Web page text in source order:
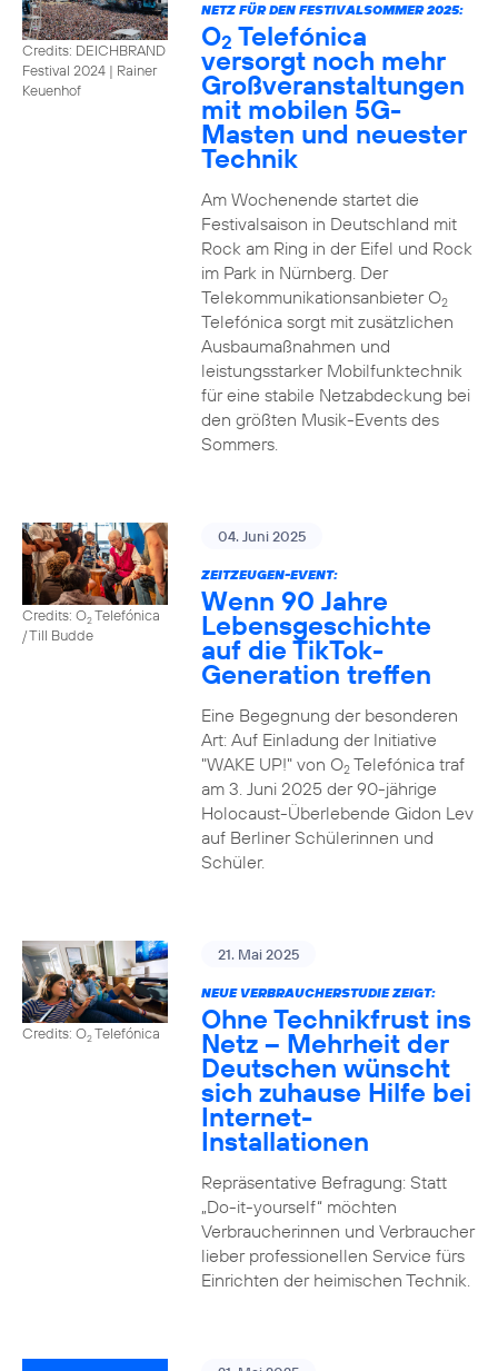
Credits: DEICHBRAND
Festival 2024 | Rainer
Keuenhof
NETZ FÜR DEN FESTIVALSOMMER 2025:
O2 Telefónica
versorgt noch mehr
Großveranstaltungen
mit mobilen 5G-
Masten und neuester
Technik
Am Wochenende startet die
Festivalsaison in Deutschland mit
Rock am Ring in der Eifel und Rock
im Park in Nürnberg. Der
Telekommunikationsanbieter O2
Telefónica sorgt mit zusätzlichen
Ausbaumaßnahmen und
leistungsstarker Mobilfunktechnik
für eine stabile Netzabdeckung bei
den größten Musik-Events des
Sommers.
Credits: O2Telefónica
/ Till Budde
04. Juni 2025
ZEITZEUGEN-EVENT:
Wenn 90 Jahre
Lebensgeschichte
auf die TikTok-
Generation treffen
Eine Begegnung der besonderen
Art: Auf Einladung der Initiative
"WAKE UP!" von O2Telefónica traf
am 3. Juni 2025 der 90-jährige
Holocaust-Überlebende Gidon Lev
auf Berliner Schülerinnen und
Schüler.
Credits: O2Telefónica
21. Mai 2025
NEUE VERBRAUCHERSTUDIE ZEIGT:
Ohne Technikfrust ins
Netz – Mehrheit der
Deutschen wünscht
sich zuhause Hilfe bei
Internet-
Installationen
Repräsentative Befragung: Statt
„Do-it-yourself“ möchten
Verbraucherinnen und Verbraucher
lieber professionellen Service fürs
Einrichten der heimischen Technik.